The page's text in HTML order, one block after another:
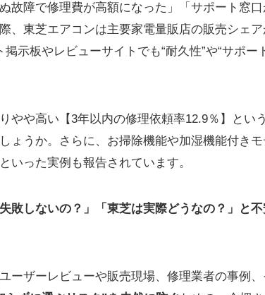
故障で修理費が高額になった」「サポート窓
、東芝エアコンは主要家電量販店の販売シェ
示板やレビューサイトでも“耐久性”や“サポー
やや高い【3年以内の修理依頼率12.9％】とい
ょうか。さらに、お掃除機能や加湿機能付き
いった実例も報告されています。
敗しないの？」「東芝は実際どうなの？」と
ーザーレビューや販売現場、修理業者の事例